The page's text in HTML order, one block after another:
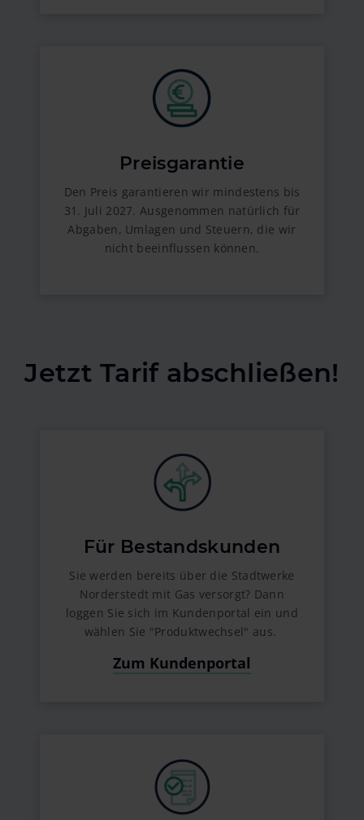
Preisgarantie
Den Preis garantieren wir mindestens bis
31. Juli 2027. Ausgenommen natürlich für
Abgaben, Umlagen und Steuern, die wir
nicht beeinflussen können.
Jetzt Tarif abschließen!
Für Bestandskunden
Sie werden bereits über die Stadtwerke
Norderstedt mit Gas versorgt? Dann
loggen Sie sich im Kundenportal ein und
wählen Sie "Produktwechsel" aus.
Zum Kundenportal